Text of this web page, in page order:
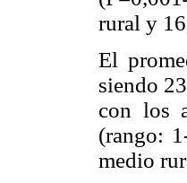
rural y
El
siendo
con los
(rango:
medio